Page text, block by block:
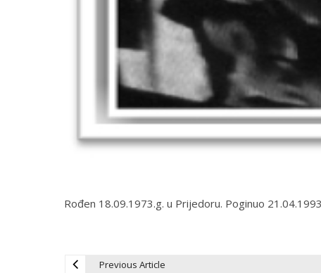
Rođen 18.09.1973.g. u Prijedoru. Poginuo
Previous Article